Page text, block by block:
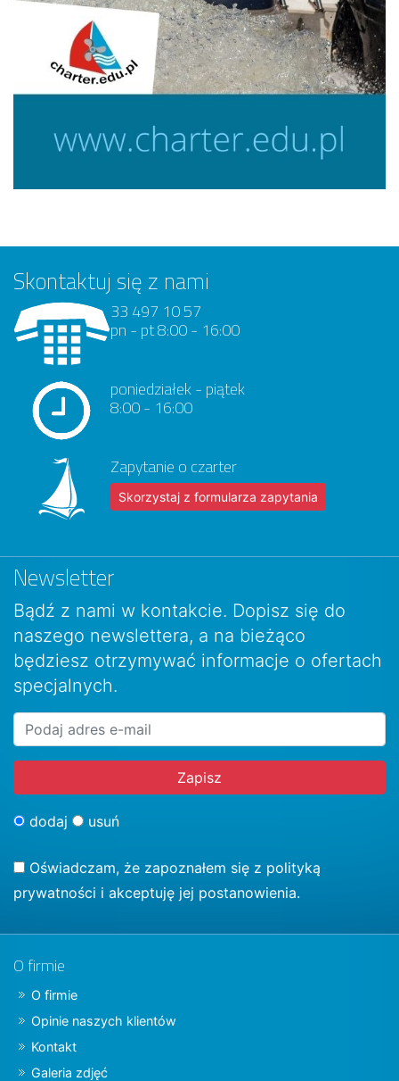
Skontaktuj się z nami
33 497 10 57
pn - pt 8:00 - 16:00
poniedziałek - piątek
8:00 - 16:00
Zapytanie o czarter
Skorzystaj z formularza zapytania
Newsletter
Bądź z nami w kontakcie. Dopisz się do
naszego newslettera, a na bieżąco
będziesz otrzymywać informacje o ofertach
specjalnych.
dodaj usuń
Oświadczam, że zapoznałem się z polityką
prywatności i akceptuję jej postanowienia.
O firmie
O firmie
Opinie naszych klientów
Kontakt
Galeria zdjęć